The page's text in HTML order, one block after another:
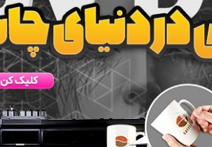
برنامه اندروید ابزاریراق
مرجع نیازمندیهای ابزار و یراق آلات
دانلود